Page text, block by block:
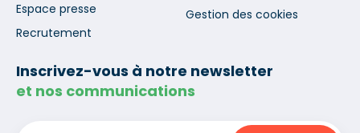
Espace presse
Recrutement
Gestion des cookies
Inscrivez-vous à notre newsletter
et nos communications